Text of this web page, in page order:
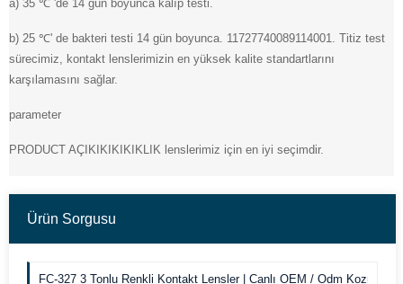
a) 35 ℃ 'de 14 gün boyunca kalıp testi.
b) 25 ℃' de bakteri testi 14 gün boyunca. 11727740089114001. Titiz test
sürecimiz, kontakt lenslerimizin en yüksek kalite standartlarını
karşılamasını sağlar.
parameter
PRODUCT AÇIKIKIKIKIKLIK lenslerimiz için en iyi seçimdir.
Ürün Sorgusu